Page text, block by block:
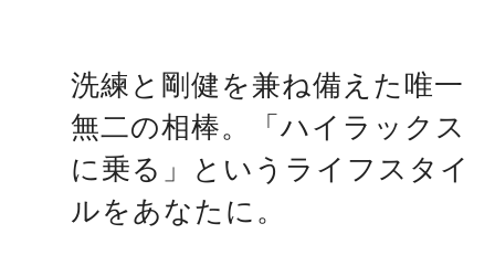
洗練と剛健を兼ね備えた唯一
無二の相棒。「ハイラックス
に乗る」というライフスタイ
ルをあなたに。